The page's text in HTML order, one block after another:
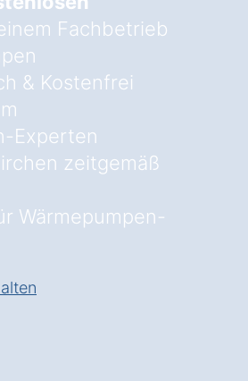
Fachbetrieb
& Kostenfrei
Experten
zeitgemäß
Wärmepumpen-